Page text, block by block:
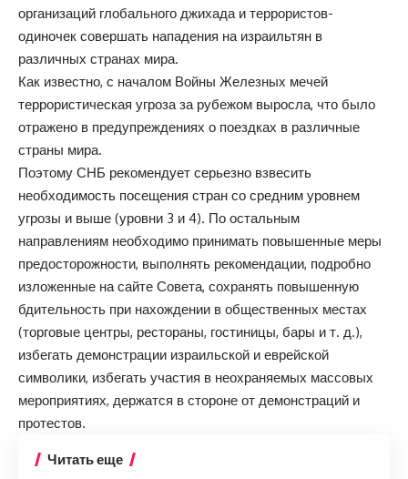
организаций глобального джихада и террористов-
одиночек совершать нападения на израильтян в
различных странах мира.
Как известно, с началом Войны Железных мечей
террористическая угроза за рубежом выросла, что было
отражено в предупреждениях о поездках в различные
страны мира.
Поэтому СНБ рекомендует серьезно взвесить
необходимость посещения стран со средним уровнем
угрозы и выше (уровни 3 и 4). По остальным
направлениям необходимо принимать повышенные меры
предосторожности, выполнять рекомендации, подробно
изложенные на сайте Совета, сохранять повышенную
бдительность при нахождении в общественных местах
(торговые центры, рестораны, гостиницы, бары и т. д.),
избегать демонстрации израильской и еврейской
символики, избегать участия в неохраняемых массовых
мероприятиях, держатся в стороне от демонстраций и
протестов.
Читать еще